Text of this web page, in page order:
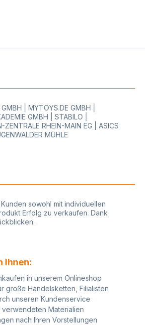
| MYTOYS.DE GMBH |
GMBH | STABILO |
RHEIN-MAIN EG | ASICS
MÜHLE
sowohl mit individuellen
Erfolg zu verkaufen. Dank
Ihnen:
in unserem Onlineshop
große Handelsketten, Filialisten
unseren Kundenservice
Materialien
nach Ihren Vorstellungen